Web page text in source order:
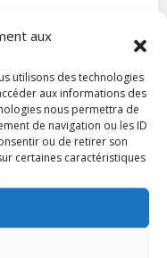
aux
utilisons des technologies
aux informations des
nous permettra de
de navigation ou les ID
ou de retirer son
certaines caractéristiques
17h30, François
fera sa une
« Généatique
remarquables de la